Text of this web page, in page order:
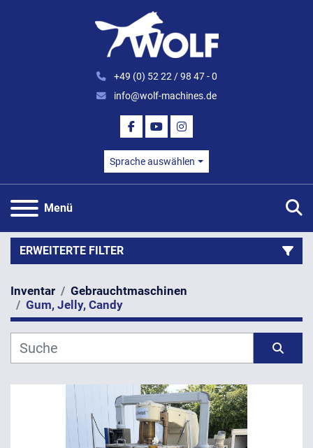
+49 (0) 52 22 / 98 47 - 0
info@wolf-machines.de
FACEBOOK
YOUTUBEINSTAGRAM
Sprache auswählen
Menü
ERWEITERTE FILTER
Kategorie
Hersteller
Inventar
Gebrauchtmaschinen
Gum, Jelly, Candy